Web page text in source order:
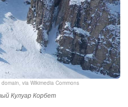
domain, via Wikimedia Commons
Кулуар Корбет